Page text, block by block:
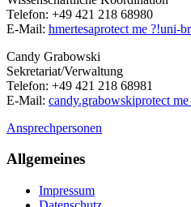
Telefon: +49 421 218 68980
E-Mail: hmertesaprotect me ?!uni-
Candy Grabowski
Sekretariat/Verwaltung
Telefon: +49 421 218 68981
E-Mail: candy.grabowskiprotect me
Ansprechpersonen
Allgemeines
Impressum